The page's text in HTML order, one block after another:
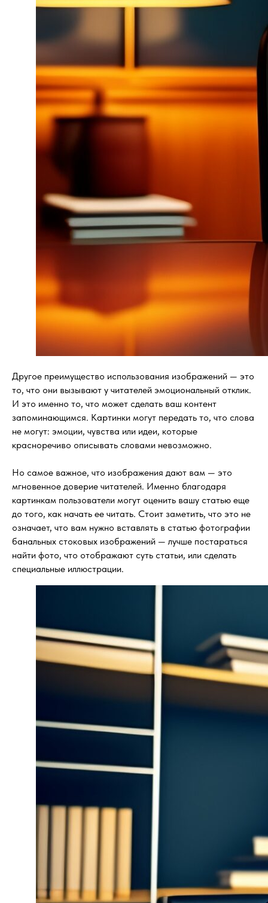
Другое преимущество использования изображений — это
то, что они вызывают у читателей эмоциональный отклик.
И это именно то, что может сделать ваш контент
запоминающимся. Картинки могут передать то, что слова
не могут: эмоции, чувства или идеи, которые
красноречиво описывать словами невозможно.
Но самое важное, что изображения дают вам — это
мгновенное доверие читателей. Именно благодаря
картинкам пользователи могут оценить вашу статью еще
до того, как начать ее читать. Стоит заметить, что это не
означает, что вам нужно вставлять в статью фотографии
банальных стоковых изображений — лучше постараться
найти фото, что отображают суть статьи, или сделать
специальные иллюстрации.